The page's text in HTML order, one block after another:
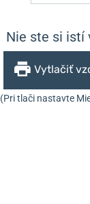
Nie ste si istí
Vytlačiť
(Pri tlači nastavte